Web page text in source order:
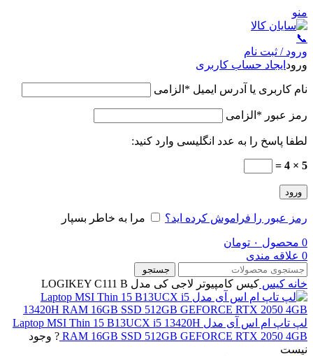
منو
📞
ورود / ثبت نام
ورود ایجاد حساب کاربری
نام کاربری یا آدرس ایمیل * الزامی
رمز عبور * الزامی
لطفا پاسخ را به عدد انگلیسی وارد کنید:
5 × 4 =
ورود
رمز عبور را فراموش کرده اید؟ مرا به خاطر بسپار
0 محصول ۰ تومان
0 علاقه مندی
جستجو
خانه کیس کیس کامپیوتر لاجی کی مدل LOGIKEY C111 B
لپ تاپ ام اس آی مدل Laptop MSI Thin 15 B13UCX i5 13420H
RAM 16GB SSD 512GB GEFORCE RTX 2050 4GB ? وجود
نیست